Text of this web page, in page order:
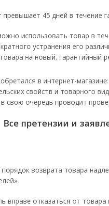
превышает 45 дней в течение
использовать товар в
устранения его
на новый, гарантийный
в интернет-
свойств и товарного
свою очередь проводит
Все претензии и
возврата товара
вправе отказаться от